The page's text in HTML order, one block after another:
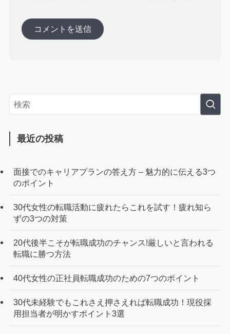
最近の投稿
面接でのキャリアプランの答え方 – 魅力的に伝える3つ
のポイント
30代女性の転職活動に疲れたらこれを試す！疲れ知ら
ずの3つの対策
20代後半こそが転職成功のチャンス!厳しいと言われる
転職に勝つ方法
40代女性の正社員転職成功のための7つのポイント
30代未経験でもこれさえ押さえれば転職成功！現役採
用担当者が明かすポイント3選